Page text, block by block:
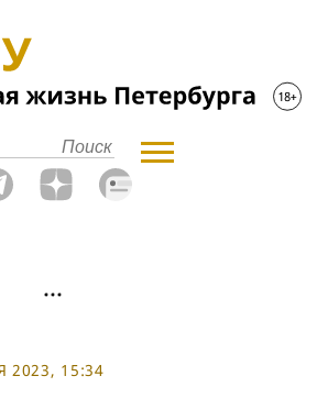
2023, 15:34